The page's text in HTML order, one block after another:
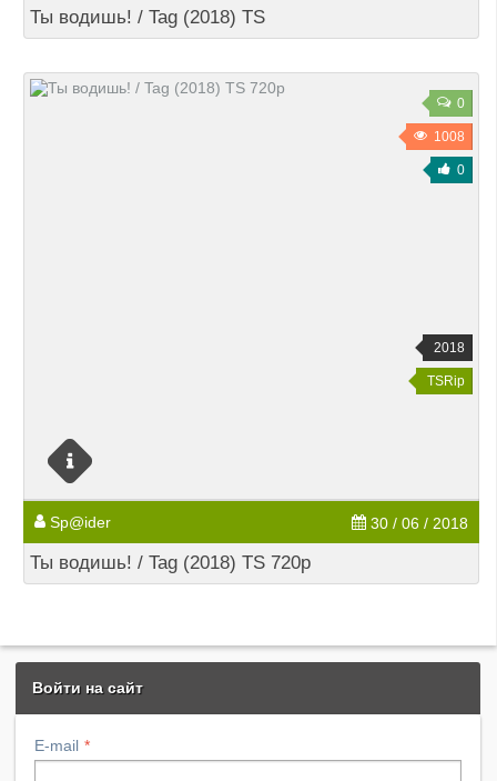
Ты водишь! / Tag (2018) TS
0
1008
0
2018
TSRip
Sp@ider 30 / 06 / 2018
Ты водишь! / Tag (2018) TS 720p
Войти на сайт
E-mail